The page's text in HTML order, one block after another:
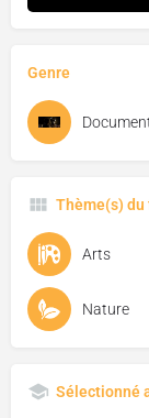
Genre
Thème(s) du
Arts
Nature
Sélectionné